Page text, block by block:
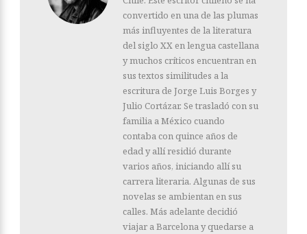
convertido en una de las plumas
más influyentes de la literatura
del siglo XX en lengua castellana
y muchos críticos encuentran en
sus textos similitudes a la
escritura de Jorge Luis Borges y
Julio Cortázar. Se trasladó con su
familia a México cuando
contaba con quince años de
edad y allí residió durante
varios años, iniciando allí su
carrera literaria. Algunas de sus
novelas se ambientan en sus
calles. Más adelante decidió
viajar a Barcelona y quedarse a